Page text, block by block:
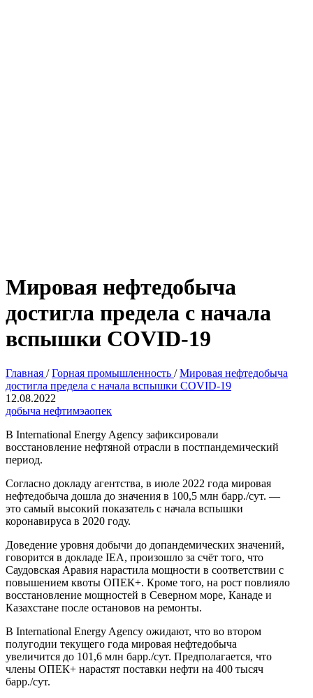
Мировая нефтедобыча
достигла предела с начала
вспышки COVID-19
Главная / Горная промышленность / Мировая нефтедобыча
достигла предела с начала вспышки COVID-19
12.08.2022
добыча нефтимэаопек
В International Energy Agency зафиксировали
восстановление нефтяной отрасли в постпандемический
период.
Согласно докладу агентства, в июле 2022 года мировая
нефтедобыча дошла до значения в 100,5 млн барр./сут. —
это самый высокий показатель с начала вспышки
коронавируса в 2020 году.
Доведение уровня добычи до допандемических значений,
говорится в докладе IEA, произошло за счёт того, что
Саудовская Аравия нарастила мощности в соответствии с
повышением квоты ОПЕК+. Кроме того, на рост повлияло
восстановление мощностей в Северном море, Канаде и
Казахстане после остановов на ремонты.
В International Energy Agency ожидают, что во втором
полугодии текущего года мировая нефтедобыча
увеличится до 101,6 млн барр./сут. Предполагается, что
члены ОПЕК+ нарастят поставки нефти на 400 тысяч
барр./сут.